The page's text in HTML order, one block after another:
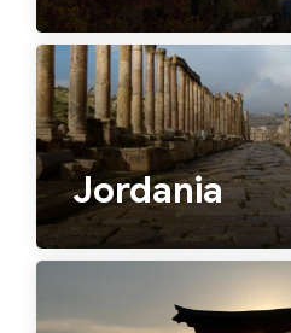
Jordania